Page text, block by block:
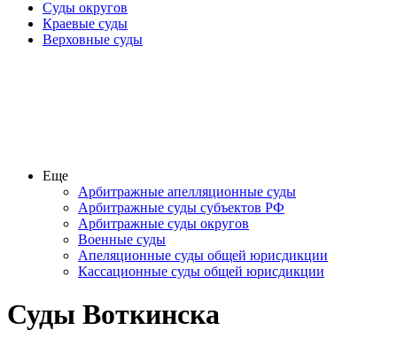
Суды округов
Краевые суды
Верховные суды
Еще
Арбитражные апелляционные суды
Арбитражные суды субъектов РФ
Арбитражные суды округов
Военные суды
Апеляционные суды общей юрисдикции
Кассационные суды общей юрисдикции
Суды Воткинска